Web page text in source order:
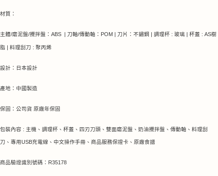
材質：
主體/磨泥盤/攪拌盤：ABS | 刀軸/傳動軸：POM | 刀片：不鏽鋼 | 調理杯 : 玻璃 | 杯蓋 : AS樹
脂 | 料理刮刀 : 聚丙烯
設計：日本設計
產地：中國製造
保固：公司貨 原廠年保固
包裝內容 : 主機、調理杯、杯蓋、四刃刀頭、雙面磨泥盤、奶油攪拌盤、傳動軸、料理刮
刀、專用USB充電線、中文操作手冊、商品服務保證卡、原廠食譜
商品驗證識別號碼：R35178